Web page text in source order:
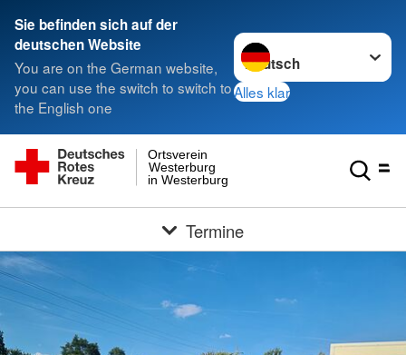
Sie befinden sich auf der
deutschen Website
You are on the German website,
you can use the switch to switch to
the English one
Sprache wechseln zu
Alles klar
in Westerburg
Westerburg
Ortsverein
Termine